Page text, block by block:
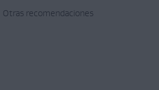
Otras recomendaciones